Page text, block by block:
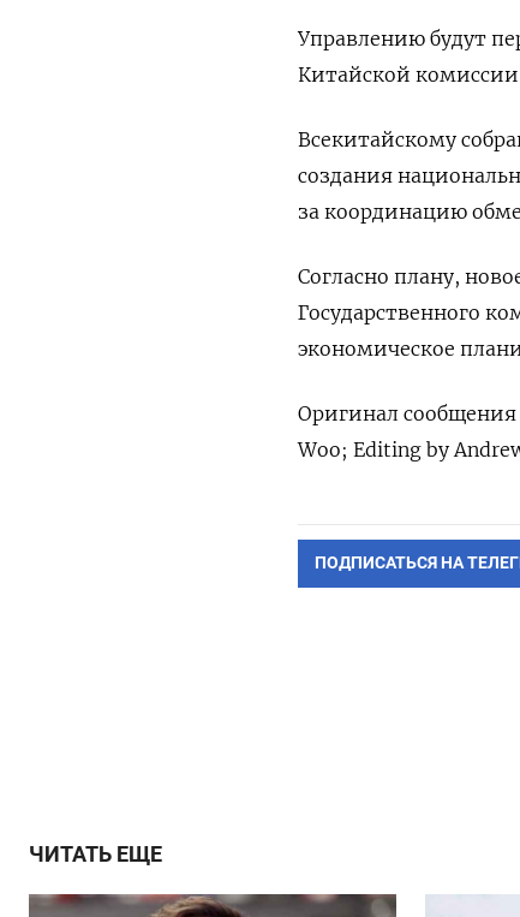
Управлению будут
Китайской
Всекитайскому
создания
за координацию
Согласно плану,
Государственного
экономическое
Оригинал сообщения
Woo; Editing by
ПОДПИСАТЬСЯ НА
ЧИТАТЬ ЕЩЕ